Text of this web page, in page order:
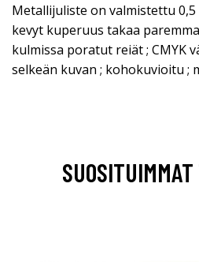
Metallijuliste on valmistettu
kevyt kuperuus takaa
kulmissa poratut reiät ; CMYK
selkeän kuvan ; kohokuvioitu ;